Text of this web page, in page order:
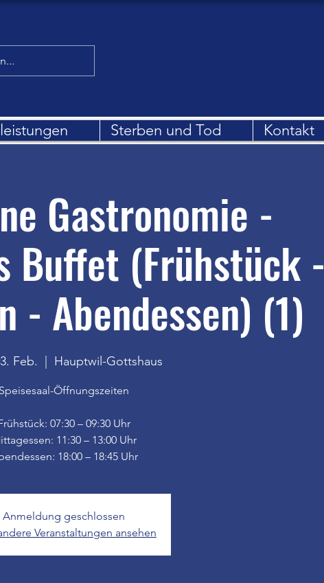
Sterben und Tod Kontakt
Gastronomie -
Buffet (Frühstück -
- Abendessen) (1)
Feb.
  |
Hauptwil-Gottshaus
Speisesaal-Öffnungszeiten
07:30 – 09:30 Uhr
11:30 – 13:00 Uhr
Abendessen: 18:00 – 18:45 Uhr
Anmeldung geschlossen
Veranstaltungen ansehen